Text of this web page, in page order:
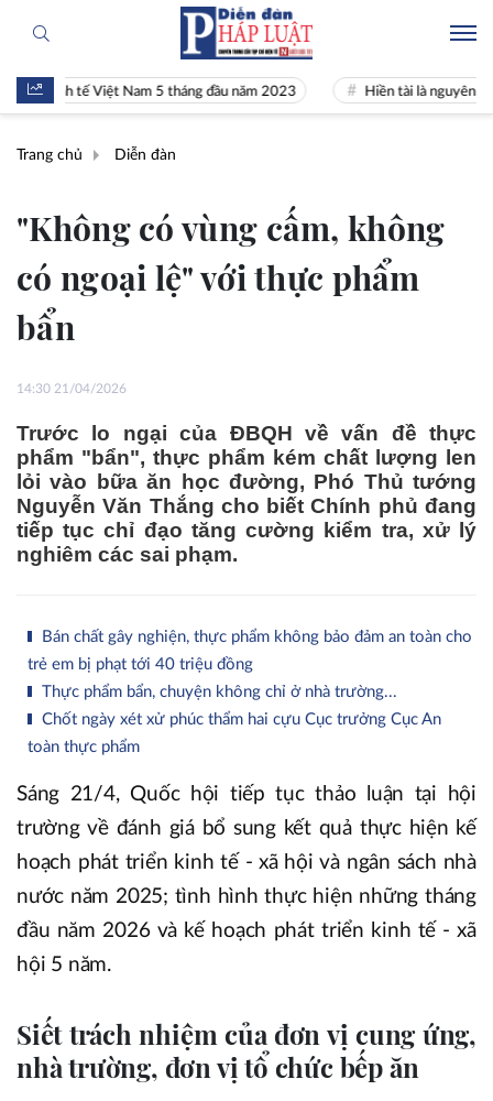
tế Việt Nam 5 tháng đầu năm 2023 Hiền tài là nguyên khí Quốc
Trang chủ Diễn đàn
"Không có vùng cấm, không
có ngoại lệ" với thực phẩm
bẩn
14:30 21/04/2026
Trước lo ngại của ĐBQH về vấn đề thực
phẩm "bẩn", thực phẩm kém chất lượng len
lỏi vào bữa ăn học đường, Phó Thủ tướng
Nguyễn Văn Thắng cho biết Chính phủ đang
tiếp tục chỉ đạo tăng cường kiểm tra, xử lý
nghiêm các sai phạm.
Bán chất gây nghiện, thực phẩm không bảo đảm an toàn cho
trẻ em bị phạt tới 40 triệu đồng
Thực phẩm bẩn, chuyện không chỉ ở nhà trường...
Chốt ngày xét xử phúc thẩm hai cựu Cục trưởng Cục An
toàn thực phẩm
Sáng 21/4, Quốc hội tiếp tục thảo luận tại hội
trường về đánh giá bổ sung kết quả thực hiện kế
hoạch phát triển kinh tế - xã hội và ngân sách nhà
nước năm 2025; tình hình thực hiện những tháng
đầu năm 2026 và kế hoạch phát triển kinh tế - xã
hội 5 năm.
Siết trách nhiệm của đơn vị cung ứng,
nhà trường, đơn vị tổ chức bếp ăn